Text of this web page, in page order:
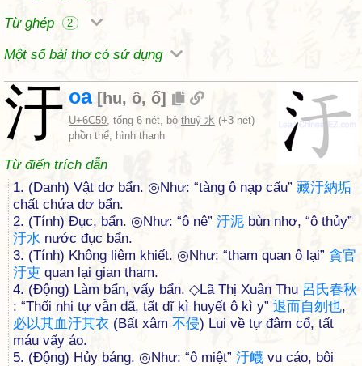
Từ ghép 2
Một số bài thơ có sử dụng
汙 oa [hu, ô, ố]
U+6C59, tổng 6 nét, bộ thuỷ 水 (+3 nét)
phồn thể, hình thanh
Từ điển trích dẫn
1. (Danh) Vật dơ bẩn. ◎Như: “tàng ô nạp cấu” 藏汙納垢
chất chứa dơ bẩn.
2. (Tính) Đục, bẩn. ◎Như: “ô nê” 汙泥 bùn nhơ, “ô thủy”
汙水 nước đục bẩn.
3. (Tính) Không liêm khiết. ◎Như: “tham quan ô lại” 貪官
汙吏 quan lại gian tham.
4. (Động) Làm bẩn, vấy bẩn. ◇Lã Thị Xuân Thu 呂氏春秋
: “Thối nhi tự vẫn dã, tất dĩ kì huyết ô kì y” 退而自刎 也,
必以其血汙其衣 (Bất xâm 不侵) Lui về tự đâm cổ, tất
máu vấy áo.
5. (Động) Hủy báng. ◎Như: “ô miệt” 汙衊 vu cáo, bôi